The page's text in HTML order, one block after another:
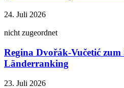
24. Juli 2026
nicht zugeordnet
Regina Dvořák-Vučetić
Länderranking
23. Juli 2026